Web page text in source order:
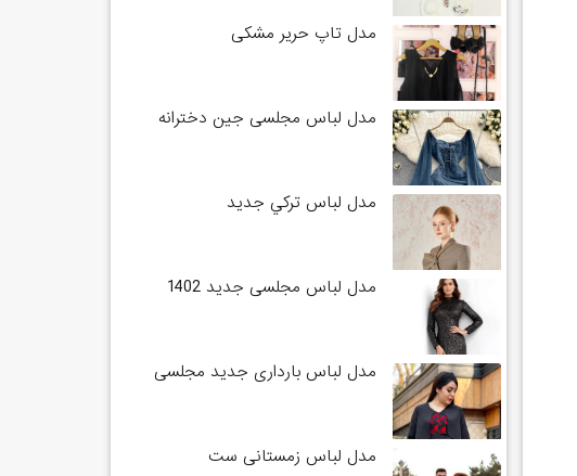
مدل تاپ حریر مشکی
مدل لباس مجلسی جین دخترانه
مدل لباس تركي جديد
مدل لباس مجلسی جدید 1402
مدل لباس بارداری جدید مجلسی
مدل لباس زمستانی ست